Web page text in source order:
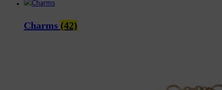
Charms (42)